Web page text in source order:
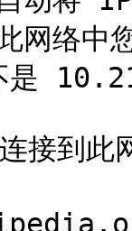
网络
是
接到此